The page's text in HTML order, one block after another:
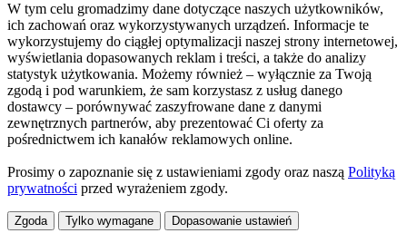
W tym celu gromadzimy dane dotyczące naszych użytkowników,
ich zachowań oraz wykorzystywanych urządzeń. Informacje te
wykorzystujemy do ciągłej optymalizacji naszej strony internetowej,
wyświetlania dopasowanych reklam i treści, a także do analizy
statystyk użytkowania. Możemy również – wyłącznie za Twoją
zgodą i pod warunkiem, że sam korzystasz z usług danego
dostawcy – porównywać zaszyfrowane dane z danymi
zewnętrznych partnerów, aby prezentować Ci oferty za
pośrednictwem ich kanałów reklamowych online.
Prosimy o zapoznanie się z ustawieniami zgody oraz naszą Polityką
prywatności przed wyrażeniem zgody.
Zgoda Tylko wymagane Dopasowanie ustawień